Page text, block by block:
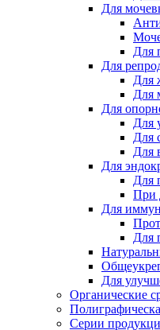
Для
Для
Для
Для
Для
Для
Для
Для
Для
Для
Для
При
Для
Для
Для
Органические
Серии